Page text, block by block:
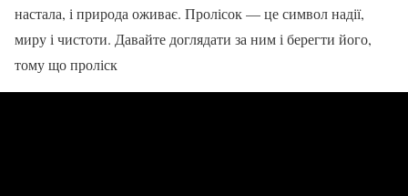
настала, і природа оживає. Пролісок — це символ надії,
миру і чистоти. Давайте доглядати за ним і берегти його,
тому що проліск